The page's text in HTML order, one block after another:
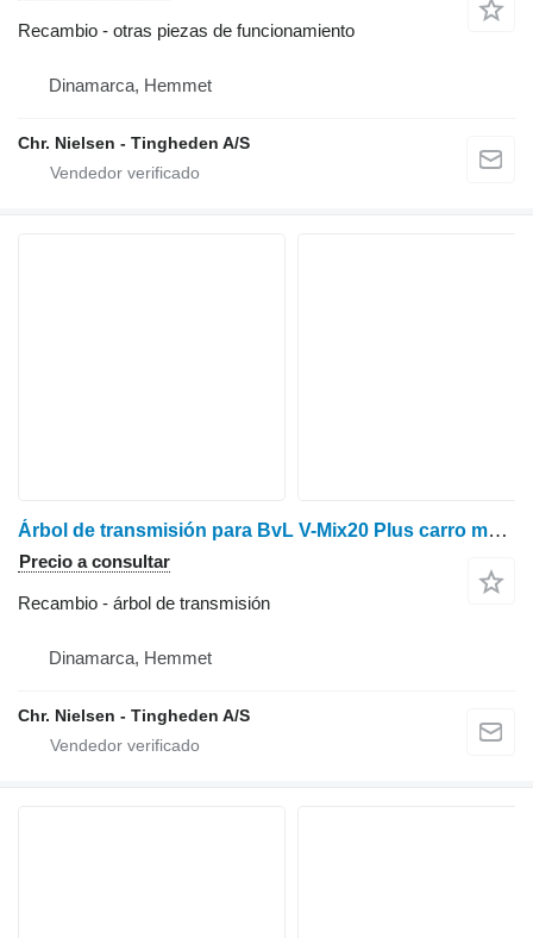
Recambio - otras piezas de funcionamiento
Dinamarca, Hemmet
Chr. Nielsen - Tingheden A/S
Árbol de transmisión para BvL V-Mix20 Plus carro mezclador
Precio a consultar
Recambio - árbol de transmisión
Dinamarca, Hemmet
Chr. Nielsen - Tingheden A/S